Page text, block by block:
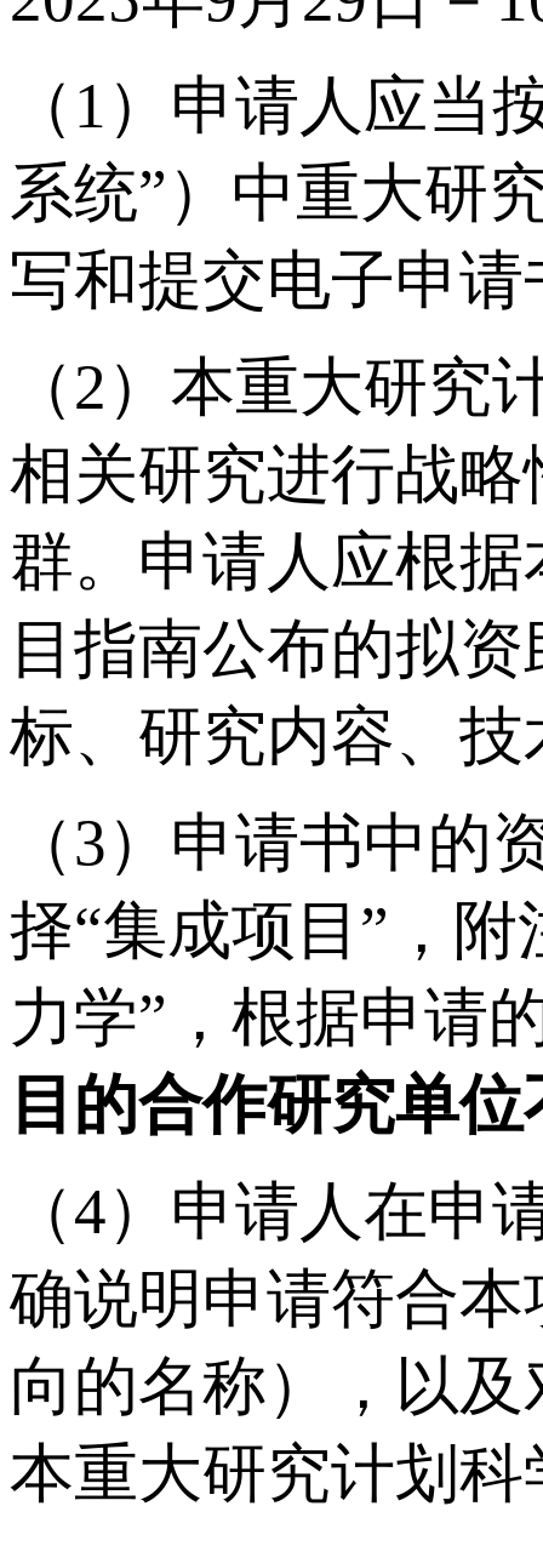
（1）申请人应
系统”）中重大研
写和提交电子申
（2）本重大研
相关研究进行战
群。申请人应根
目指南公布的拟
标、研究内容、
（3）申请书中的
择“集成项目”，
力学”，根据申请
目的合作研究单
（4）申请人在申
确说明申请符合
向的名称），以
本重大研究计划